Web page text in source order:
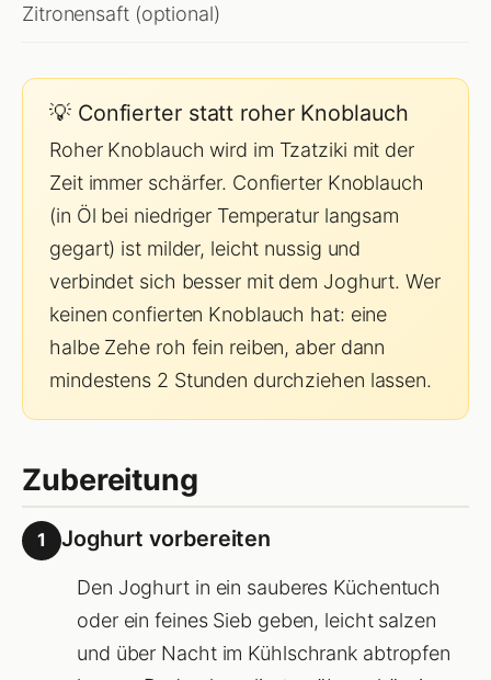
Zitronensaft (optional)
💡 Confierter statt roher Knoblauch
Roher Knoblauch wird im Tzatziki mit der
Zeit immer schärfer. Confierter Knoblauch
(in Öl bei niedriger Temperatur langsam
gegart) ist milder, leicht nussig und
verbindet sich besser mit dem Joghurt. Wer
keinen confierten Knoblauch hat: eine
halbe Zehe roh fein reiben, aber dann
mindestens 2 Stunden durchziehen lassen.
Zubereitung
1 Joghurt vorbereiten
Den Joghurt in ein sauberes Küchentuch
oder ein feines Sieb geben, leicht salzen
und über Nacht im Kühlschrank abtropfen